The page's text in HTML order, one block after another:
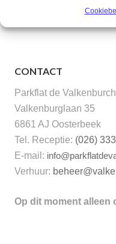
CONTACT
Parkflat de
Valkenburglaan 35
6861 AJ Oosterbeek
Tel. Receptie: (026)
E-mail:
Verhuur:
Op dit moment